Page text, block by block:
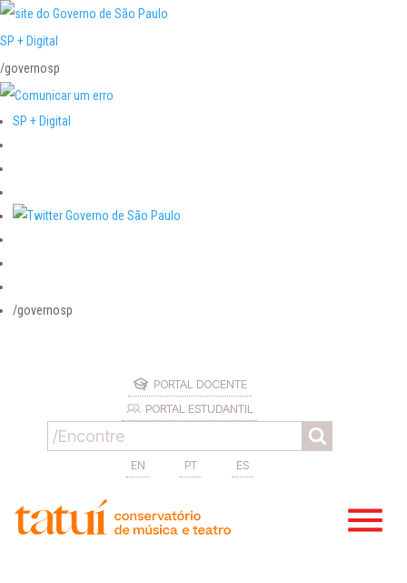
SP + Digital
/governosp
SP + Digital
/governosp
PORTAL DOCENTE
PORTAL ESTUDANTIL
EN PT ES